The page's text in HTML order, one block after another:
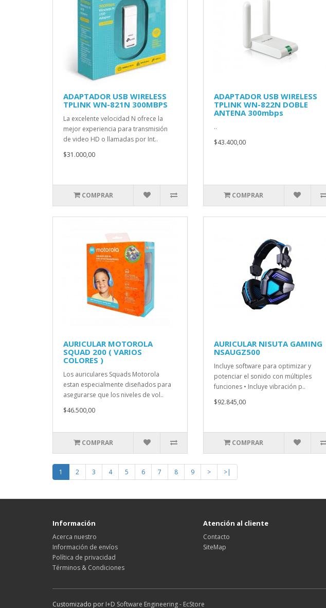
ADAPTADOR USB WIRELESS
TPLINK WN-821N 300MBPS
La excelente velocidad N ofrece la
mejor experiencia para transmisión
de video HD o llamadas por Int..
$31.000,00
COMPRAR
ADAPTADOR USB WIRELESS
TPLINK WN-822N DOBLE
ANTENA 300mbps
..
$43.400,00
COMPRAR
AURICULAR MOTOROLA
SQUAD 200 ( VARIOS
COLORES )
Los auriculares Squads Motorola
estan especialmente diseñados para
asegurarse que los niveles de vol..
$46.500,00
COMPRAR
AURICULAR NISUTA GAMING
NSAUGZ500
Incluye software para optimizar y
potenciar el sonido con múltiples
funciones • Incluye vibración p..
$92.845,00
COMPRAR
1 2 3 4 5 6 7 8 9 > >|
Información
Acerca nuestro
Información de envíos
Política de privacidad
Términos & Condiciones
Atención al cliente
Contacto
SiteMap
Customizado por I+D Software Engineering - EcStore